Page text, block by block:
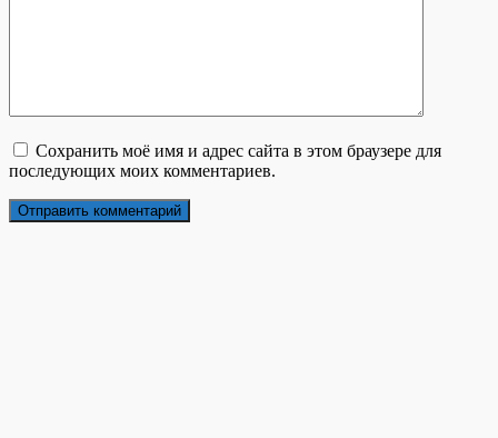
Сохранить моё имя и адрес сайта в этом браузере для
последующих моих комментариев.